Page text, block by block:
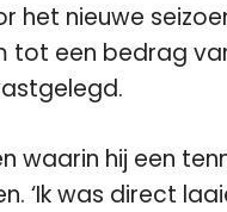
het nieuwe
een bedrag
waarin hij een
‘Ik was direct